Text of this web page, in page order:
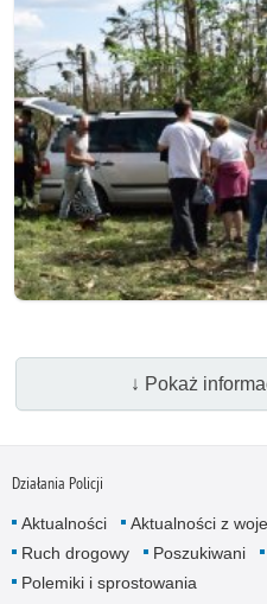
↓ Pokaż
Działania Policji
Aktualności Aktualności z
Ruch drogowy
Poszukiwani
Polemiki i sprostowania